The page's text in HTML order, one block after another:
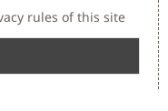
rules of this site